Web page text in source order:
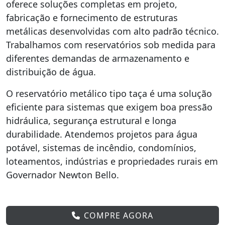
oferece soluções completas em projeto,
fabricação e fornecimento de estruturas
metálicas desenvolvidas com alto padrão técnico.
Trabalhamos com reservatórios sob medida para
diferentes demandas de armazenamento e
distribuição de água.
O reservatório metálico tipo taça é uma solução
eficiente para sistemas que exigem boa pressão
hidráulica, segurança estrutural e longa
durabilidade. Atendemos projetos para água
potável, sistemas de incêndio, condomínios,
loteamentos, indústrias e propriedades rurais em
Governador Newton Bello.
COMPRE AGORA